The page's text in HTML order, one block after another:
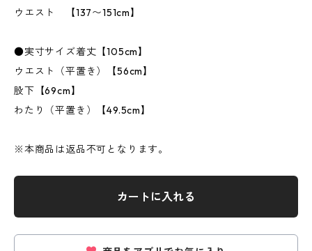
ウエスト 【137〜151cm】
●実寸サイズ着丈【105cm】
ウエスト（平置き）【56cm】
股下【69cm】
わたり（平置き）【49.5cm】
※本商品は返品不可となります。
カートに入れる